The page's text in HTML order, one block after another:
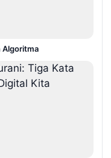
Algoritma